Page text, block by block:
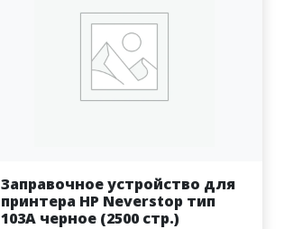
Заправочное устройство для
принтера HP Neverstop тип
103A черное (2500 стр.)